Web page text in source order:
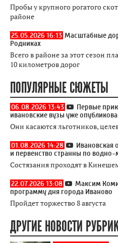
Пробы у крупного рогатого
районе
25.05.2026 16:13 Масштабные
Родниках
Всего в районе за этот сезон
10 километров дорог
ПОПУЛЯРНЫЕ СЮЖЕТЫ
06.08.2026 13:43
Первые
ивановские вузы уже
Они касаются льготников,
01.08.2026 14:28
Ивановская
и первенство странны по
Состязания проходят в
22.07.2026 13:08
Максим
программу дня города Иваново
Пройдет торжество 8 августа
ДРУГИЕ НОВОСТИ